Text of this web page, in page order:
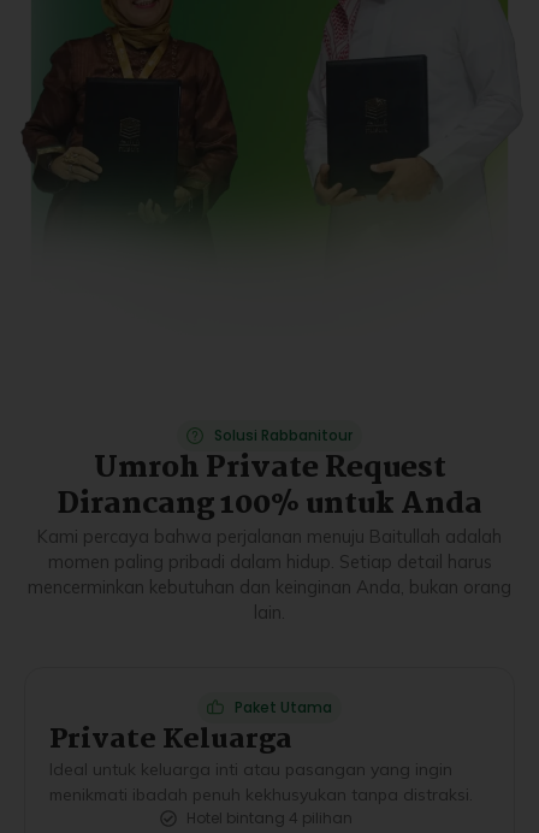
Solusi Rabbanitour
Umroh Private Request
Dirancang 100% untuk Anda
Kami percaya bahwa perjalanan menuju Baitullah adalah
momen paling pribadi dalam hidup. Setiap detail harus
mencerminkan kebutuhan dan keinginan Anda, bukan orang
lain.
Paket Utama
Private Keluarga
Ideal untuk keluarga inti atau pasangan yang ingin
menikmati ibadah penuh kekhusyukan tanpa distraksi.
Hotel bintang 4 pilihan